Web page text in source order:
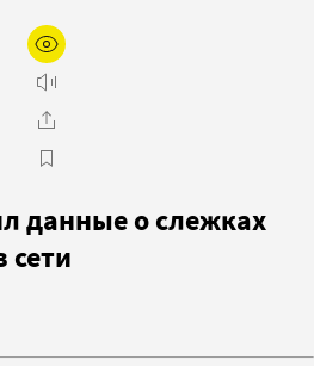
данные о слежках